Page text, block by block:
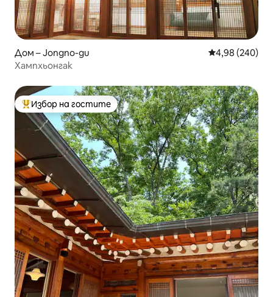
Дом – Jongno-gu Средна
4,98 (240)
Хампхьонгак
Най-популярен избор на гостите
Избор на гостите